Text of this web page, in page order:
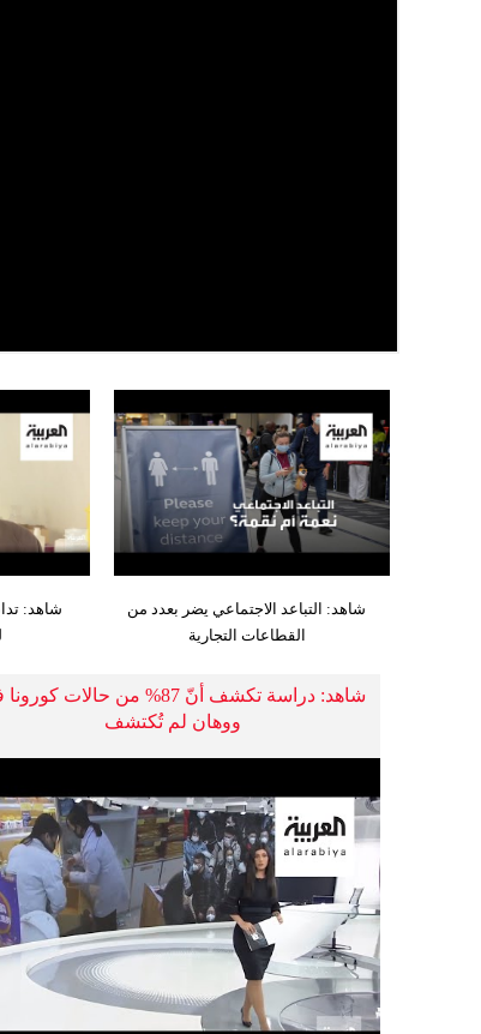
شاهد: التباعد الاجتماعي يضر بعدد من
القطاعات التجارية
شاهد:
شاهد: دراسة تكشف أنّ 87% من حالات
ووهان لم تُكتشف